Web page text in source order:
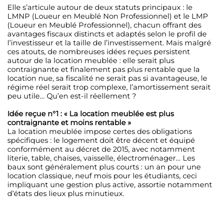
Elle s’articule autour de deux statuts principaux : le
LMNP (Loueur en Meublé Non Professionnel) et le LMP
(Loueur en Meublé Professionnel), chacun offrant des
avantages fiscaux distincts et adaptés selon le profil de
l’investisseur et la taille de l’investissement. Mais malgré
ces atouts, de nombreuses idées reçues persistent
autour de la location meublée : elle serait plus
contraignante et finalement pas plus rentable que la
location nue, sa fiscalité ne serait pas si avantageuse, le
régime réel serait trop complexe, l’amortissement serait
peu utile… Qu’en est-il réellement ?
Idée reçue n°1 : « La location meublée est plus
contraignante et moins rentable »
La location meublée impose certes des obligations
spécifiques : le logement doit être décent et équipé
conformément au décret de 2015, avec notamment
literie, table, chaises, vaisselle, électroménager… Les
baux sont généralement plus courts : un an pour une
location classique, neuf mois pour les étudiants, ceci
impliquant une gestion plus active, assortie notamment
d’états des lieux plus minutieux.